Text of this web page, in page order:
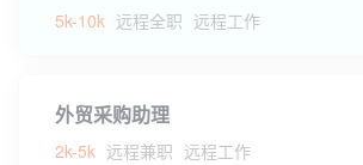
5k-10k 远程全职 远程工作
外贸采购助理
2k-5k 远程兼职 远程工作